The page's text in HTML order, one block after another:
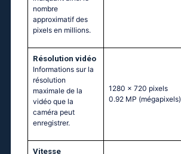
nombre
approximatif des
pixels en millions.
Résolution vidéo
Informations sur la
résolution
maximale de la
vidéo que la
caméra peut
enregistrer.
1280 x 720 pixels
0.92 MP (mégapixels)
Vitesse